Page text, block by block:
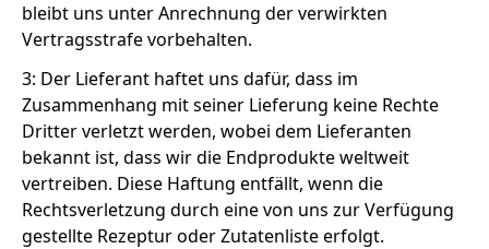
bleibt uns unter Anrechnung der verwirkten
Vertragsstrafe vorbehalten.
3: Der Lieferant haftet uns dafür, dass im
Zusammenhang mit seiner Lieferung keine Rechte
Dritter verletzt werden, wobei dem Lieferanten
bekannt ist, dass wir die Endprodukte weltweit
vertreiben. Diese Haftung entfällt, wenn die
Rechtsverletzung durch eine von uns zur Verfügung
gestellte Rezeptur oder Zutatenliste erfolgt.